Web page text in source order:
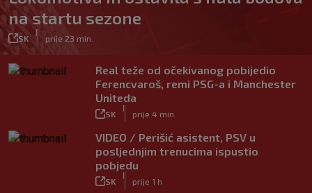
na startu sezone
SK prije 23 min.
Real teže od očekivanog pobijedio
Ferencvaroš, remi PSG-a i Manchester
Uniteda
SK prije 4 min.
VIDEO / Perišić asistent, PSV u
posljednjim trenucima ispustio
pobjedu
SK prije 1 h